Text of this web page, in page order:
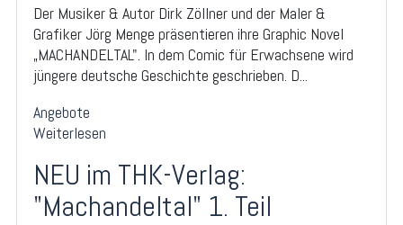
Der Musiker & Autor Dirk Zöllner und der Maler &
Grafiker Jörg Menge präsentieren ihre Graphic Novel
„MACHANDELTAL". In dem Comic für Erwachsene wird
jüngere deutsche Geschichte geschrieben. D...
Angebote
Weiterlesen
NEU im THK-Verlag:
"Machandeltal" 1. Teil